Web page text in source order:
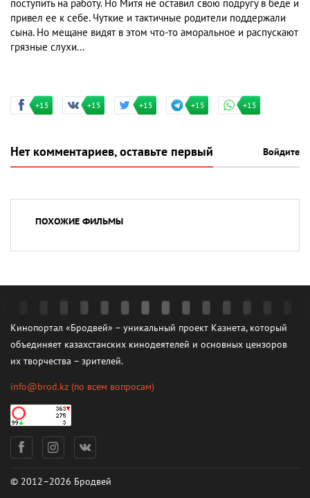
поступить на работу. Но Митя не оставил свою подругу в беде и
привел ее к себе. Чуткие и тактичные родители поддержали
сына. Но мещане видят в этом что-то аморальное и распускают
грязные слухи...
+15 +15 +15 +15 +15
Нет комментариев, оставьте первый Войдите
ПОХОЖИЕ ФИЛЬМЫ
Кинопортал «Бродвей» – уникальный проект Казнета, который
объединяет казахстанских кинодеятелей и основных цензоров
их творчества – зрителей.
info@brod.kz (по всем вопросам)
© 2012–2026 Бродвей